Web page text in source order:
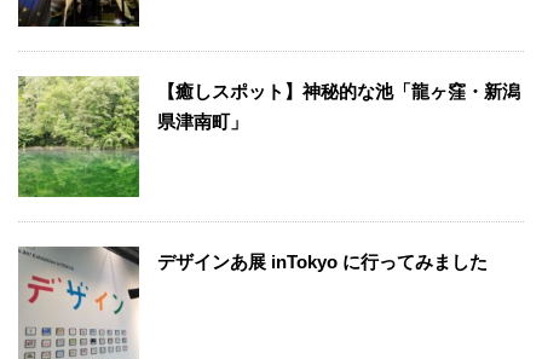
【癒しスポット】神秘的な池「龍ヶ窪・新潟
県津南町」
デザインあ展 inTokyo に行ってみました